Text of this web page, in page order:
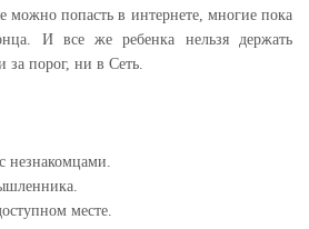
можно попасть в интернете, многие пока
И все же ребенка нельзя держать
за порог, ни в Cеть.
незнакомцами.
месте.